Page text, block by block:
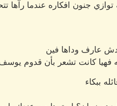
جنون افكاره عندما
عارف وداها فين
كانت تشعر بأن قدوم يوسف
ببكاء